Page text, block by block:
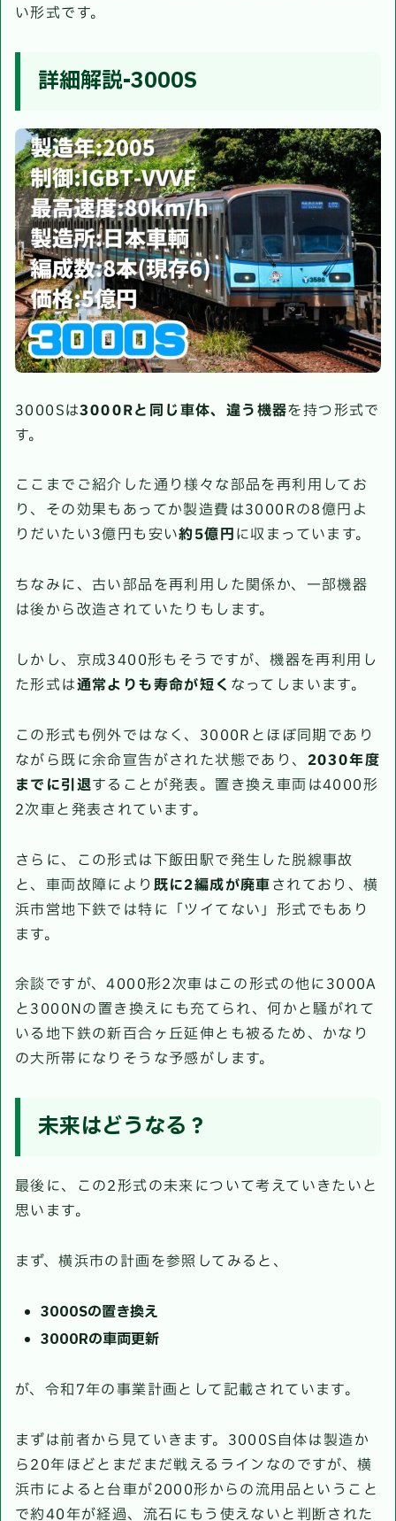
い形式です。
詳細解説-3000S
3000Sは3000Rと同じ車体、違う機器を持つ形式で
す。
ここまでご紹介した通り様々な部品を再利用してお
り、その効果もあってか製造費は3000Rの8億円よ
りだいたい3億円も安い約5億円に収まっています。
ちなみに、古い部品を再利用した関係か、一部機器
は後から改造されていたりもします。
しかし、京成3400形もそうですが、機器を再利用し
た形式は通常よりも寿命が短く なってしまいます。
この形式も例外ではなく、3000Rとほぼ同期であり
ながら既に余命宣告がされた状態であり、 2030年度
までに引退することが発表。置き換え車両は4000形
2次車と発表されています。
さらに、この形式は下飯田駅で発生した脱線事故
と、車両故障により 既に2編成が廃車されており、横
浜市営地下鉄では特に「ツイてない」形式でもあり
ます。
余談ですが、4000形2次車はこの形式の他に3000A
と3000Nの置き換えにも充てられ、何かと騒がれて
いる地下鉄の新百合ヶ丘延伸とも被るため、かなり
の大所帯になりそうな予感がします。
未来はどうなる？
最後に、この2形式の未来について考えていきたいと
思います。
まず、横浜市の計画を参照してみると、
3000Sの置き換え
3000Rの車両更新
が、令和7年の事業計画として記載されています。
まずは前者から見ていきます。3000S自体は製造か
ら20年ほどとまだまだ戦えるラインなのですが、横
浜市によると台車が2000形からの流用品ということ
で約40年が経過、流石にもう使えないと判断された